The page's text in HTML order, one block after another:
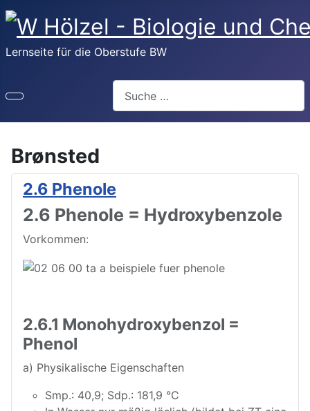
Lernseite für die Oberstufe BW
Brønsted
2.6 Phenole
2.6 Phenole = Hydroxybenzole
Vorkommen:
2.6.1 Monohydroxybenzol =
Phenol
a) Physikalische Eigenschaften
Smp.: 40,9; Sdp.: 181,9 °C